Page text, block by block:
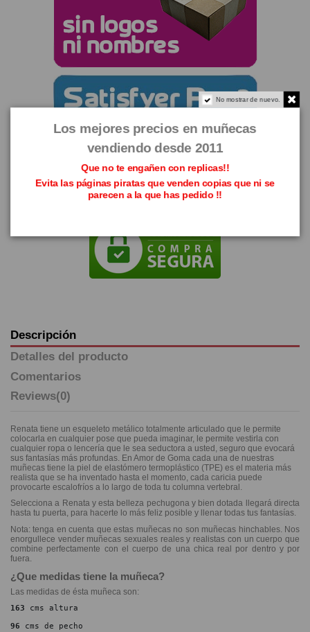
Descripción
Detalles del producto
Comentarios
Reviews(0)
Renata tiene un esqueleto metálico totalmente articulado que le permite
colocarla en cualquier pose que pueda imaginar, le permite vestirla con
cualquier ropa o lencería que le sea seductora a usted, seguro que evocará
sus fantasías más profundas. En Amor de Goma cada una de nuestras
muñecas tiene la piel de elastómero termoplástico (TPE) es el materia más
realista que se ha inventado hasta el momento, cada caricia puede
provocarte escalofríos a lo largo de toda tu columna vertebral.
Selecciona a Renata y esta belleza pechugona y bien dotada llegará directa
hasta tu puerta, para hacerte lo más feliz posible y llenar todas tus fantasías.
Nota: tenga en cuenta que estas muñecas no son muñecas hinchables. Nos
enorgullece vender muñecas sexuales reales y realistas con un cuerpo que
combine perfectamente con el cuerpo de una chica real por dentro y por
fuera.
¿Que medidas tiene la muñeca?
Las medidas de ésta muñeca son:
163 cms altura
96 cms de pecho
No mostrar de nuevo.
Los mejores precios en muñecas
vendiendo desde 2011
Que no te engañen con replicas!!
Evita las páginas piratas que venden copias que ni se
parecen a la que has pedido !!